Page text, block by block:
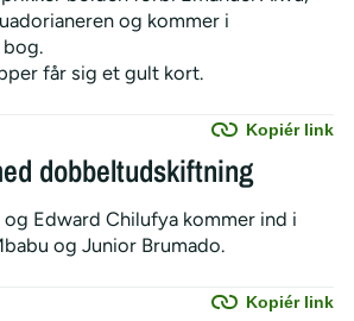
og kommer i
får sig et gult kort.
Kopiér link
dobbeltudskiftning
og Edward Chilufya kommer ind i
og Junior Brumado.
Kopiér link